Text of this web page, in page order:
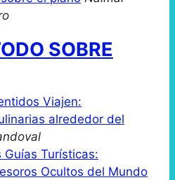
SOBRE
Viajen:
alrededor del
Turísticas:
Ocultos del Mundo